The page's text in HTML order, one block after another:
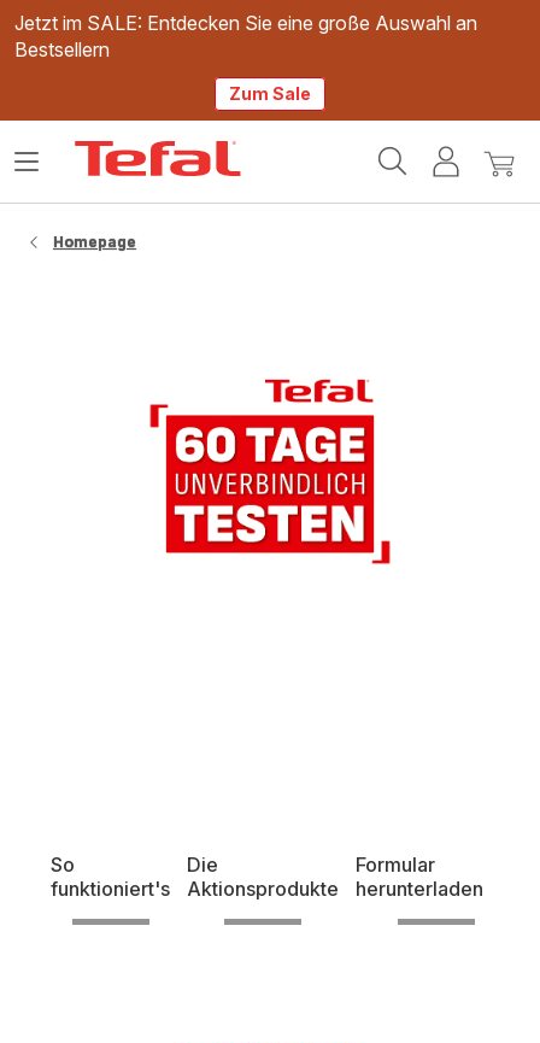
Jetzt im SALE: Entdecken Sie eine große Auswahl an
Bestsellern
Zum Sale
Mein
Mein
Das
Homepage
So
funktioniert's
Die
Aktionsprodukte
Formular
herunterladen